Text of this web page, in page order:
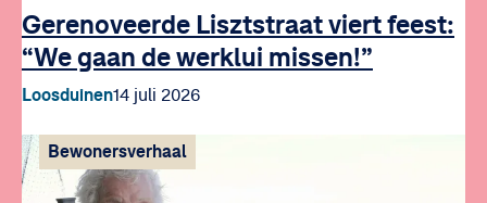
Gerenoveerde Lisztstraat viert feest:
“We gaan de werklui missen!”
Loosduinen14 juli 2026
Bewonersverhaal